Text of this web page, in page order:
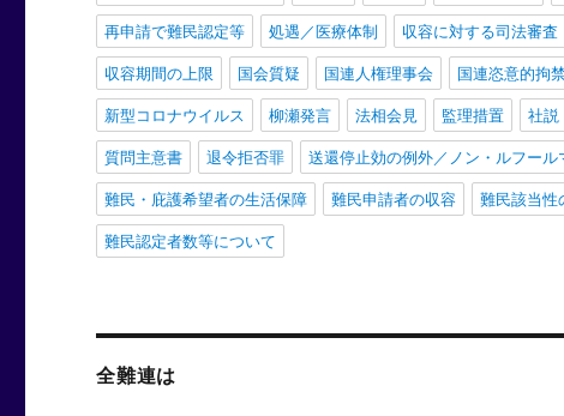
再申請で難民認定等 処遇／医療体制 収容に対する司法審査
収容期間の上限 国会質疑 国連人権理事会 国連恣意的拘
新型コロナウイルス 柳瀬発言 法相会見 監理措置 社説
質問主意書 退令拒否罪 送還停止効の例外／ノン・ルフール
難民・庇護希望者の生活保障 難民申請者の収容 難民該当性
難民認定者数等について
全難連は